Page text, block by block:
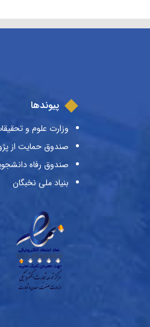
پیوندها
وزارت علوم و
صندوق حمایت از
صندوق رفاه
بنیاد ملی نخبگان